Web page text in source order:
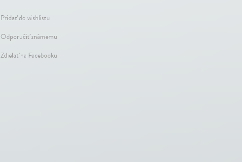
Pridať do wishlistu
Odporučiť známemu
Zdielať na Facebooku